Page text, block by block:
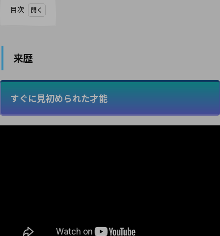
目次
すぐ
られ
た才
能
1.2
ジュ
来歴
すぐに見初められた才能